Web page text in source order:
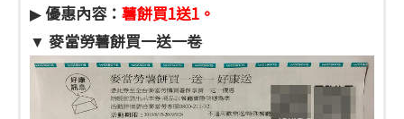
▶優惠內容： 薯餅買1送1。
▼ 麥當勞薯餅買一送一卷